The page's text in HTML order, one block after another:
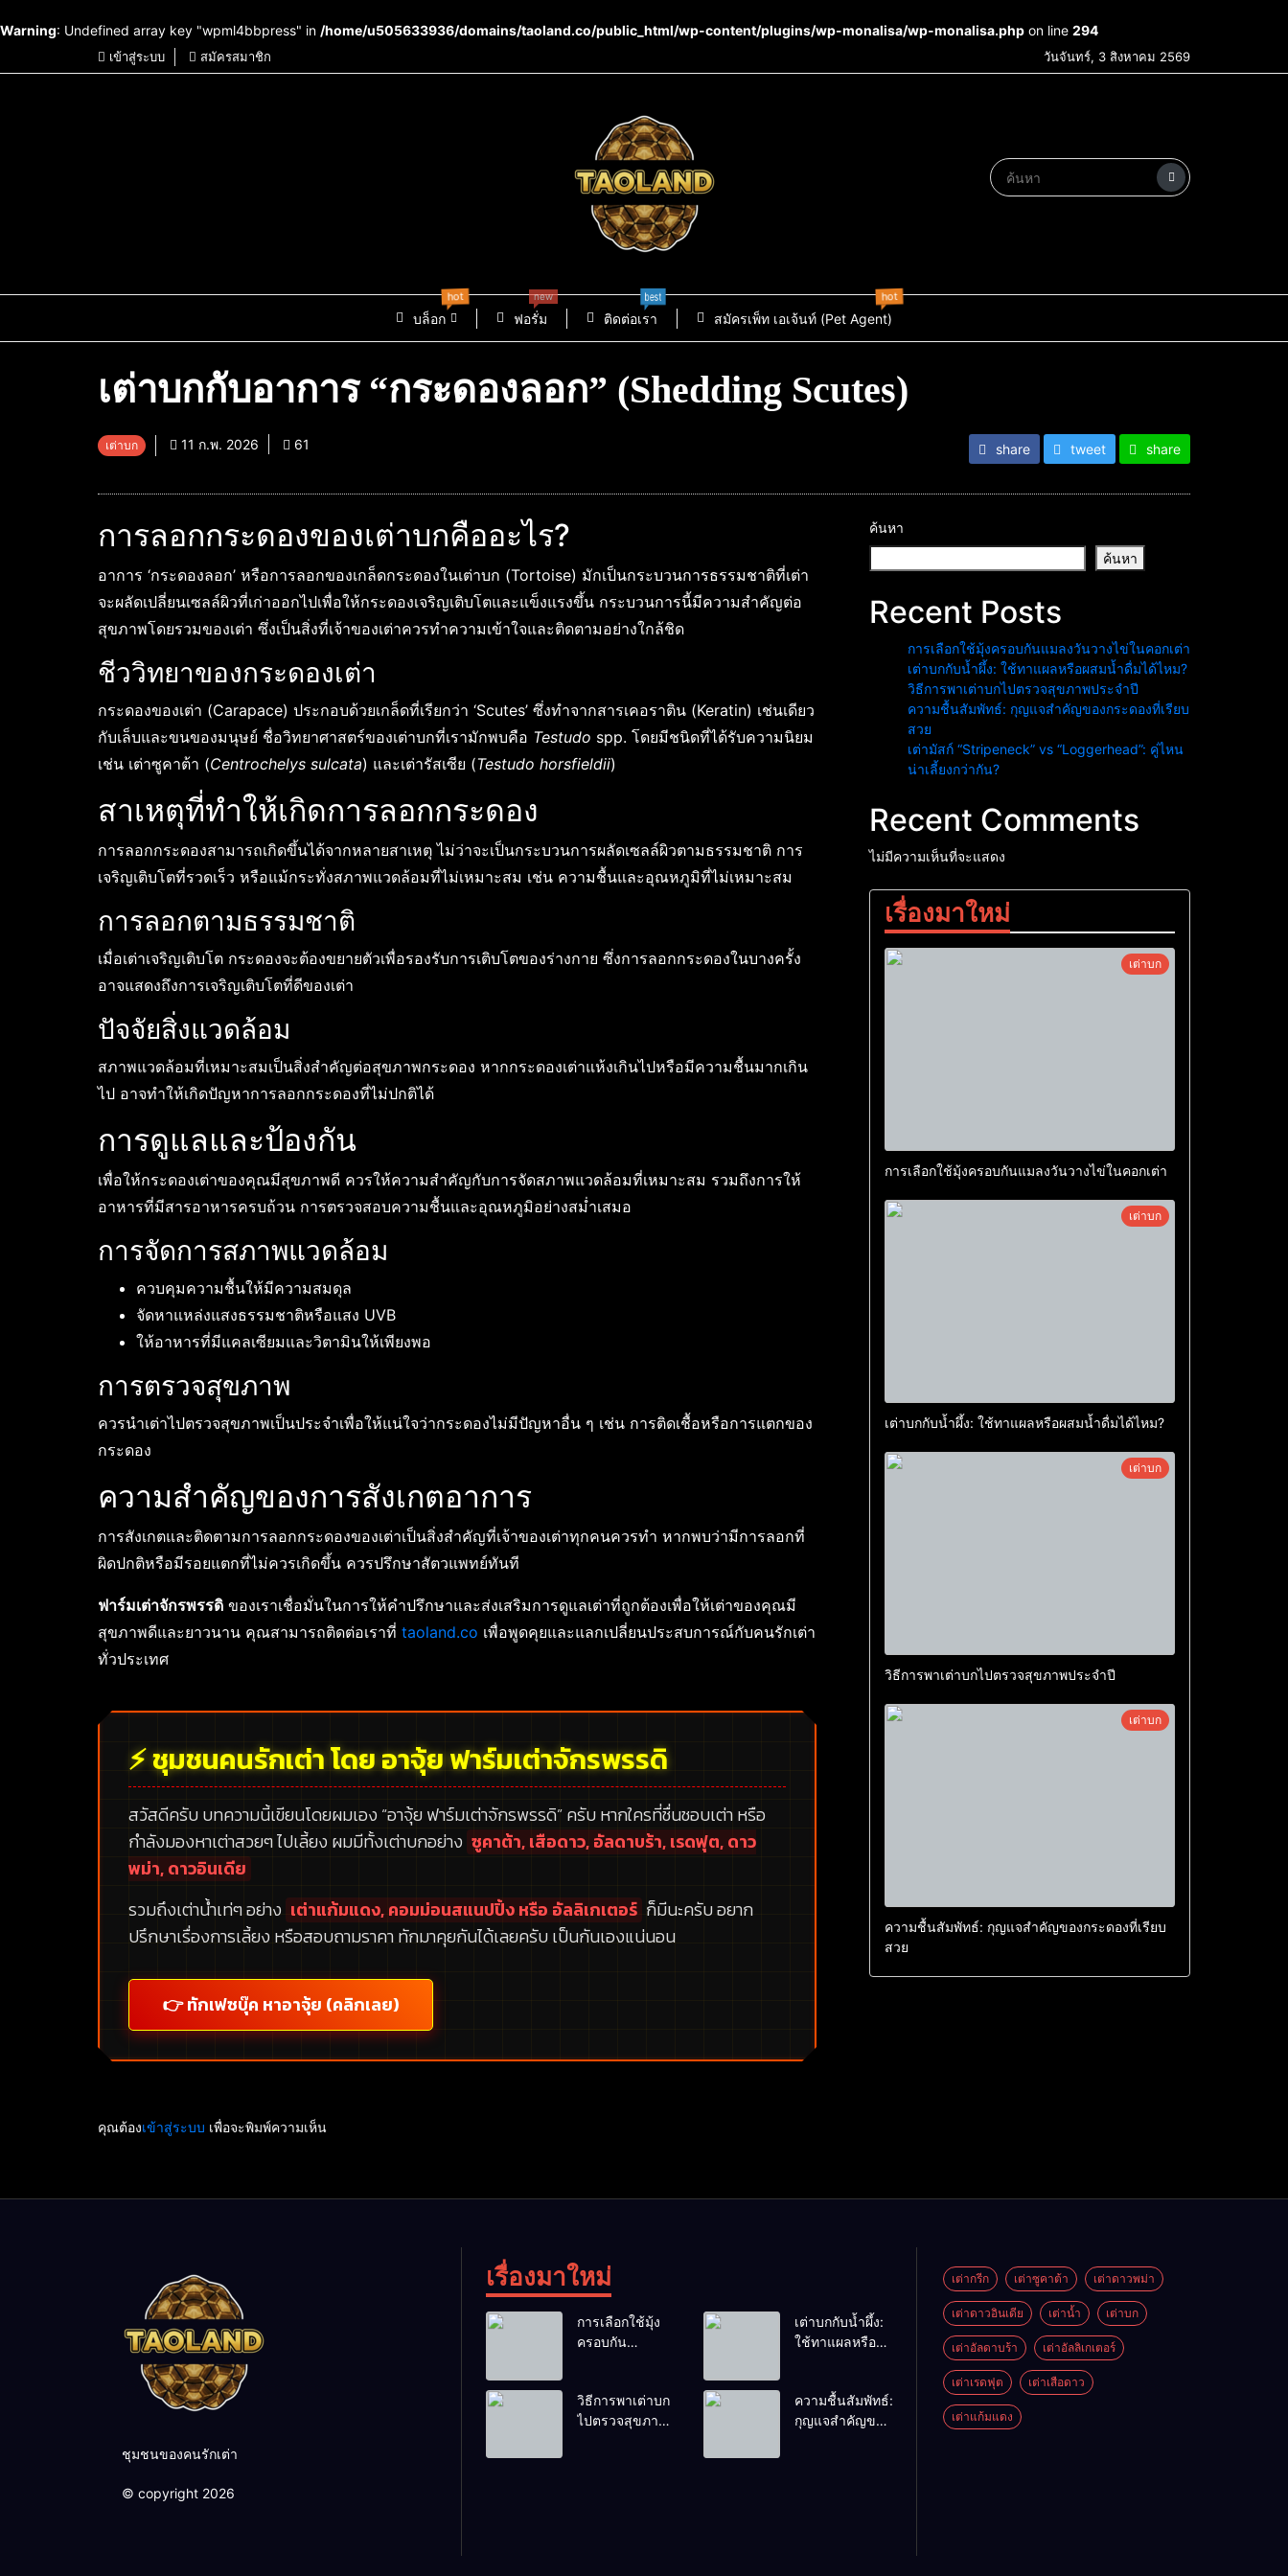
Warning: Undefined array key "wpml4bbpress" in /home/u505633936/domains/taoland.co/public_html/wp-content/plugins/wp-monalisa/wp-monalisa.php on line 294
เข้าสู่ระบบ สมัครสมาชิก วันจันทร์, 3 สิงหาคม 2569
บล็อก
hot
ฟอรั่ม
new
ติดต่อเรา
best
สมัครเพ็ท เอเจ้นท์ (Pet Agent)
hot
เต่าบกกับอาการ “กระดองลอก” (Shedding Scutes)
เต่าบก 11 ก.พ. 2026 61 share tweet share
การลอกกระดองของเต่าบกคืออะไร?
อาการ ‘กระดองลอก’ หรือการลอกของเกล็ดกระดองในเต่าบก (Tortoise) มักเป็นกระบวนการธรรมชาติที่เต่า
จะผลัดเปลี่ยนเซลล์ผิวที่เก่าออกไปเพื่อให้กระดองเจริญเติบโตและแข็งแรงขึ้น กระบวนการนี้มีความสำคัญต่อ
สุขภาพโดยรวมของเต่า ซึ่งเป็นสิ่งที่เจ้าของเต่าควรทำความเข้าใจและติดตามอย่างใกล้ชิด
ชีววิทยาของกระดองเต่า
กระดองของเต่า (Carapace) ประกอบด้วยเกล็ดที่เรียกว่า ‘Scutes’ ซึ่งทำจากสารเคอราติน (Keratin) เช่นเดียว
กับเล็บและขนของมนุษย์ ชื่อวิทยาศาสตร์ของเต่าบกที่เรามักพบคือ Testudo spp. โดยมีชนิดที่ได้รับความนิยม
เช่น เต่าซูคาต้า (Centrochelys sulcata) และเต่ารัสเซีย (Testudo horsfieldii)
สาเหตุที่ทำให้เกิดการลอกกระดอง
การลอกกระดองสามารถเกิดขึ้นได้จากหลายสาเหตุ ไม่ว่าจะเป็นกระบวนการผลัดเซลล์ผิวตามธรรมชาติ การ
เจริญเติบโตที่รวดเร็ว หรือแม้กระทั่งสภาพแวดล้อมที่ไม่เหมาะสม เช่น ความชื้นและอุณหภูมิที่ไม่เหมาะสม
การลอกตามธรรมชาติ
เมื่อเต่าเจริญเติบโต กระดองจะต้องขยายตัวเพื่อรองรับการเติบโตของร่างกาย ซึ่งการลอกกระดองในบางครั้ง
อาจแสดงถึงการเจริญเติบโตที่ดีของเต่า
ปัจจัยสิ่งแวดล้อม
สภาพแวดล้อมที่เหมาะสมเป็นสิ่งสำคัญต่อสุขภาพกระดอง หากกระดองเต่าแห้งเกินไปหรือมีความชื้นมากเกิน
ไป อาจทำให้เกิดปัญหาการลอกกระดองที่ไม่ปกติได้
การดูแลและป้องกัน
เพื่อให้กระดองเต่าของคุณมีสุขภาพดี ควรให้ความสำคัญกับการจัดสภาพแวดล้อมที่เหมาะสม รวมถึงการให้
อาหารที่มีสารอาหารครบถ้วน การตรวจสอบความชื้นและอุณหภูมิอย่างสม่ำเสมอ
การจัดการสภาพแวดล้อม
ควบคุมความชื้นให้มีความสมดุล
จัดหาแหล่งแสงธรรมชาติหรือแสง UVB
ให้อาหารที่มีแคลเซียมและวิตามินให้เพียงพอ
การตรวจสุขภาพ
ควรนำเต่าไปตรวจสุขภาพเป็นประจำเพื่อให้แน่ใจว่ากระดองไม่มีปัญหาอื่น ๆ เช่น การติดเชื้อหรือการแตกของ
กระดอง
ความสำคัญของการสังเกตอาการ
การสังเกตและติดตามการลอกกระดองของเต่าเป็นสิ่งสำคัญที่เจ้าของเต่าทุกคนควรทำ หากพบว่ามีการลอกที่
ผิดปกติหรือมีรอยแตกที่ไม่ควรเกิดขึ้น ควรปรึกษาสัตวแพทย์ทันที
ฟาร์มเต่าจักรพรรดิ ของเราเชื่อมั่นในการให้คำปรึกษาและส่งเสริมการดูแลเต่าที่ถูกต้องเพื่อให้เต่าของคุณมี
สุขภาพดีและยาวนาน คุณสามารถติดต่อเราที่ taoland.co เพื่อพูดคุยและแลกเปลี่ยนประสบการณ์กับคนรักเต่า
ทั่วประเทศ
⚡ ชุมชนคนรักเต่า โดย อาจุ้ย ฟาร์มเต่าจักรพรรดิ
สวัสดีครับ บทความนี้เขียนโดยผมเอง “อาจุ้ย ฟาร์มเต่าจักรพรรดิ”ครับ หากใครที่ชื่นชอบเต่า หรือ
กำลังมองหาเต่าสวยๆ ไปเลี้ยง ผมมีทั้งเต่าบกอย่าง ซูคาต้า, เสือดาว, อัลดาบร้า, เรดฟุต, ดาว
พม่า, ดาวอินเดีย
รวมถึงเต่าน้ำเท่ๆ อย่าง เต่าแก้มแดง, คอมม่อนสแนปปิ้ง หรือ อัลลิเกเตอร์ ก็มีนะครับ อยาก
ปรึกษาเรื่องการเลี้ยง หรือสอบถามราคา ทักมาคุยกันได้เลยครับ เป็นกันเองแน่นอน
👉 ทักเฟซบุ๊ค หาอาจุ้ย (คลิกเลย)
คุณต้องเข้าสู่ระบบ เพื่อจะพิมพ์ความเห็น
ค้นหา
ค้นหา
Recent Posts
การเลือกใช้มุ้งครอบกันแมลงวันวางไข่ในคอกเต่า
เต่าบกกับน้ำผึ้ง: ใช้ทาแผลหรือผสมน้ำดื่มได้ไหม?
วิธีการพาเต่าบกไปตรวจสุขภาพประจำปี
ความชื้นสัมพัทธ์: กุญแจสำคัญของกระดองที่เรียบ
สวย
เต่ามัสก์ “Stripeneck” vs “Loggerhead”: คู่ไหน
น่าเลี้ยงกว่ากัน?
Recent Comments
ไม่มีความเห็นที่จะแสดง
เรื่องมาใหม่
เต่าบก
การเลือกใช้มุ้งครอบกันแมลงวันวางไข่ในคอกเต่า
เต่าบก
เต่าบกกับน้ำผึ้ง: ใช้ทาแผลหรือผสมน้ำดื่มได้ไหม?
เต่าบก
วิธีการพาเต่าบกไปตรวจสุขภาพประจำปี
เต่าบก
ความชื้นสัมพัทธ์: กุญแจสำคัญของกระดองที่เรียบ
สวย
ชุมชนของคนรักเต่า
© copyright 2026
เรื่องมาใหม่
การเลือกใช้มุ้ง
ครอบกัน
เต่าบกกับน้ำผึ้ง:
ใช้ทาแผลหรือ
วิธีการพาเต่าบก
ไปตรวจสุขภาพ
ความชื้นสัมพัทธ์:
กุญแจสำคัญของ
เต่ากรีก เต่าซูคาต้า เต่าดาวพม่า
เต่าดาวอินเดีย เต่าน้ำ เต่าบก
เต่าอัลดาบร้า เต่าอัลลิเกเตอร์
เต่าเรดฟุต เต่าเสือดาว
เต่าแก้มแดง